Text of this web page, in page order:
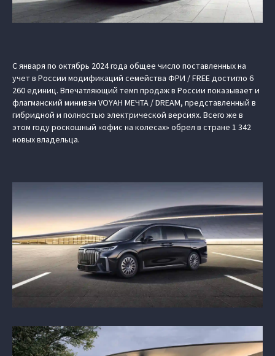
С января по октябрь 2024 года общее число поставленных на
учет в России модификаций семейства ФРИ / FREE достигло 6
260 единиц. Впечатляющий темп продаж в России показывает и
флагманский минивэн VOYAH МЕЧТА / DREAM, представленный в
гибридной и полностью электрической версиях. Всего же в
этом году роскошный «офис на колесах» обрел в стране 1 342
новых владельца.